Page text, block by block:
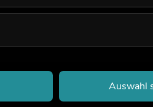
Auswahl